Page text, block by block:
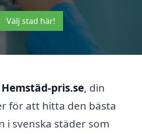
Välj stad här!
Hemstäd-pris.se, din
för att hitta den bästa
i svenska städer som